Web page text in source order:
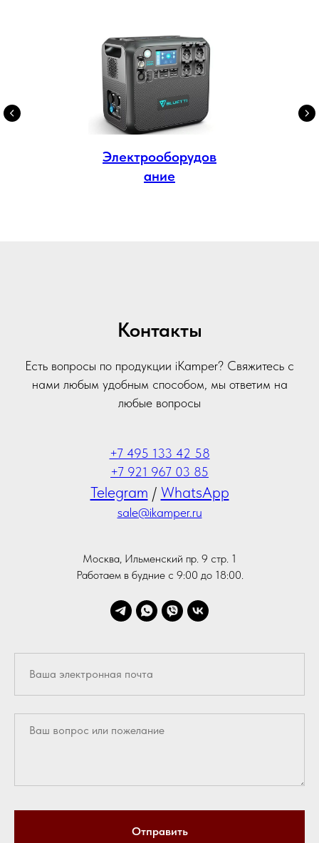
Электрооборудов
ание
Контакты
Есть вопросы по продукции iKamper? Свяжитесь с
нами любым удобным способом, мы ответим на
любые вопросы
+7 495 133 42 58
+7 921 967 03 85
Telegram / WhatsApp
sale@ikamper.ru
Москва, Ильменский пр. 9 стр. 1
Работаем в будние с 9:00 до 18:00.
Отправить